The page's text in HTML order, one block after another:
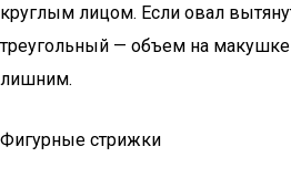
круглым лицом. Если овал
треугольный — объем на
лишним.
Фигурные стрижки